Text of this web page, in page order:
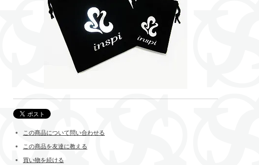
この商品について問い合わせる
この商品を友達に教える
買い物を続ける